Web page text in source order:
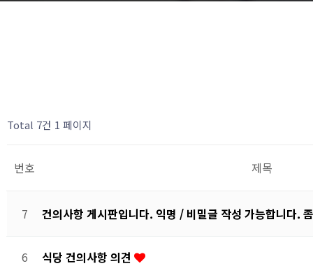
Total 7건 1 페이지
번호 제목
7 건의사항 게시판입니다. 익명 / 비밀글 작성 가능합니다.
6 식당 건의사항 의견